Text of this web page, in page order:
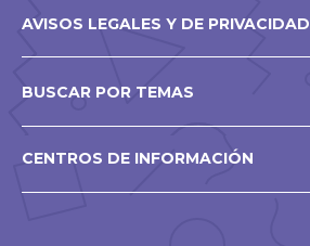
AVISOS LEGALES Y DE PRIVACIDAD
BUSCAR POR TEMAS
CENTROS DE INFORMACIÓN